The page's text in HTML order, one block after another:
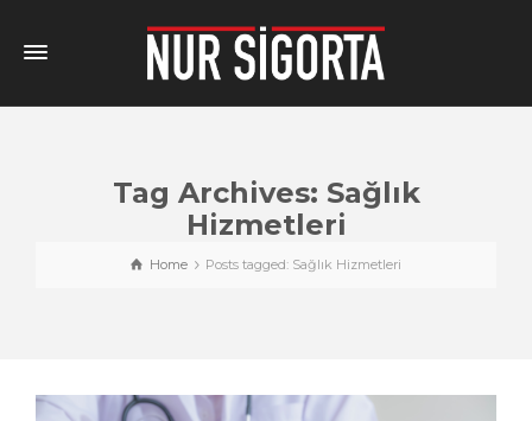
Tag Archives: Sağlık
Hizmetleri
Home Posts tagged: Sağlık Hizmetleri